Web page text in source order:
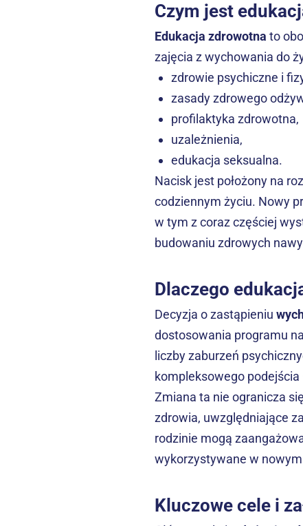
Czym jest
Edukacja zdrowotna to
zajęcia z wychowania do
zdrowie psychiczne i
zasady zdrowego
profilaktyka zdrowotna,
uzależnienia,
edukacja seksualna.
Nacisk jest położony na
codziennym życiu. Nowy
w tym z coraz częściej
budowaniu zdrowych
Dlaczego
Decyzja o zastąpieniu
dostosowania programu
liczby zaburzeń
kompleksowego
Zmiana ta nie ogranicza
zdrowia, uwzględniające
rodzinie mogą
wykorzystywane w
Kluczowe cele i